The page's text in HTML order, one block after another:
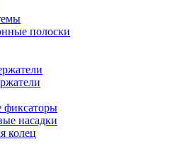
полоски
фиксаторы
насадки
колец